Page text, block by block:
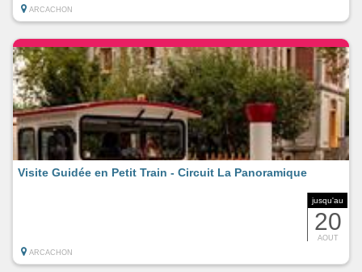
ARCACHON
jusqu'au
20
AOUT
Visite Guidée en Petit Train - Circuit La Panoramique
ARCACHON